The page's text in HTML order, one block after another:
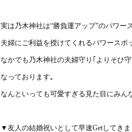
実は乃木神社は“勝負運アップ”のパワー
夫婦にご利益を授けてくれるパワースポ
なかでも乃木神社の夫婦守り｢よりそひ
なっております｡
なんといっても可愛すぎる見た目にみん
▼友人の結婚祝いとして早速Getしてき